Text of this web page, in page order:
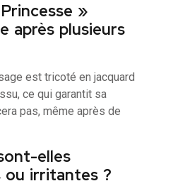
»
après plusieurs
est tricoté en jacquard
ce qui garantit sa
pas, même après de
elles
irritantes ?